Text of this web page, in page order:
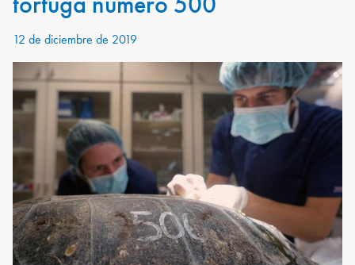
12 de diciembre de 2019